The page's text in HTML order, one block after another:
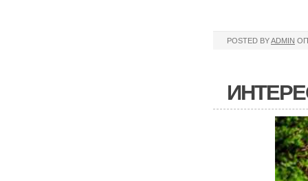
POSTED BYADMIN